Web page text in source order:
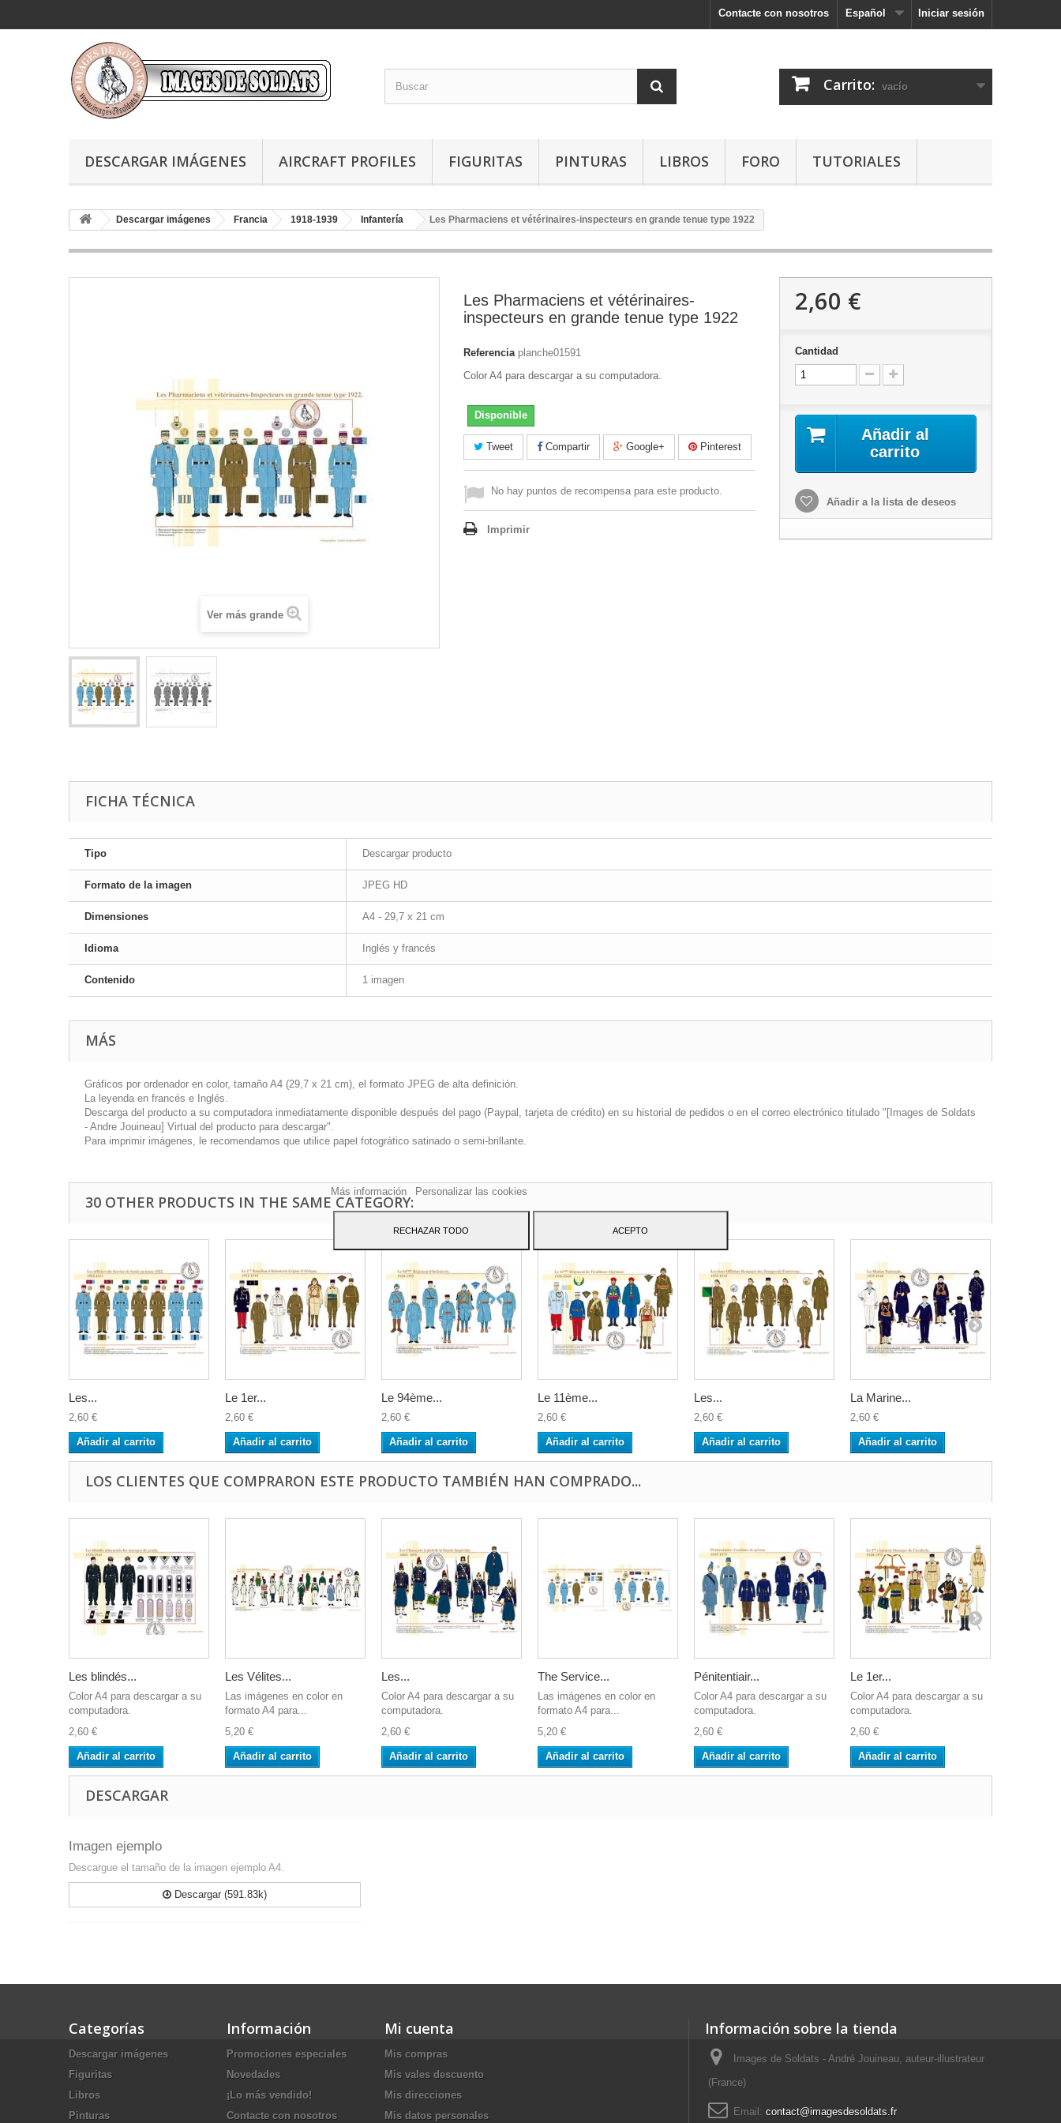
Iniciar sesión
Español
Contacte con nosotros
Carrito: vacío
DESCARGAR IMÁGENES AIRCRAFT PROFILES FIGURITAS PINTURAS LIBROS FORO TUTORIALES
Descargar imágenes Francia 1918-1939 Infantería Les Pharmaciens et vétérinaires-inspecteurs en grande tenue type 1922
Ver más grande
Les Pharmaciens et vétérinaires-
inspecteurs en grande tenue type 1922
Referencia planche01591
Color A4 para descargar a su computadora.
Disponible
Tweet Compartir Google+ Pinterest
No hay puntos de recompensa para este producto.
Imprimir
2,60 €
Cantidad
Añadir al
carrito
Añadir a la lista de deseos
FICHA TÉCNICA
Tipo Descargar producto
Formato de la imagen JPEG HD
Dimensiones A4 - 29,7 x 21 cm
Idioma Inglés y francés
Contenido 1 imagen
MÁS
Gráficos por ordenador en color, tamaño A4 (29,7 x 21 cm), el formato JPEG de alta definición.
La leyenda en francés e Inglés.
Descarga del producto a su computadora inmediatamente disponible después del pago (Paypal, tarjeta de crédito) en su historial de pedidos o en el correo electrónico titulado "[Images de Soldats
- Andre Jouineau] Virtual del producto para descargar".
Para imprimir imágenes, le recomendamos que utilice papel fotográfico satinado o semi-brillante.
30 OTHER PRODUCTS IN THE SAME CATEGORY:
Les...
2,60 €
Añadir al carrito
Le 1er...
2,60 €
Añadir al carrito
Le 94ème...
2,60 €
Añadir al carrito
Le 11ème...
2,60 €
Añadir al carrito
Les...
2,60 €
Añadir al carrito
La Marine...
2,60 €
Añadir al carrito
LOS CLIENTES QUE COMPRARON ESTE PRODUCTO TAMBIÉN HAN COMPRADO...
Les blindés...
Color A4 para descargar a su
computadora.
2,60 €
Añadir al carrito
Les Vélites...
Las imágenes en color en
formato A4 para...
5,20 €
Añadir al carrito
Les...
Color A4 para descargar a su
computadora.
2,60 €
Añadir al carrito
The Service...
Las imágenes en color en
formato A4 para...
5,20 €
Añadir al carrito
Pénitentiair...
Color A4 para descargar a su
computadora.
2,60 €
Añadir al carrito
Le 1er...
Color A4 para descargar a su
computadora.
2,60 €
Añadir al carrito
DESCARGAR
Imagen ejemplo
Descargue el tamaño de la imagen ejemplo A4.
Descargar (591.83k)
Categorías
Descargar imágenes
Figuritas
Libros
Pinturas
Información
Promociones especiales
Novedades
¡Lo más vendido!
Contacte con nosotros
Mi cuenta
Mis compras
Mis vales descuento
Mis direcciones
Mis datos personales
Información sobre la tienda
Images de Soldats - André Jouineau, auteur-illustrateur
(France)
Email: contact@imagesdesoldats.fr
Este sitio web utiliza cookies propias y de terceros para mejorar nuestros servicios y
mostrarle publicidad relacionada con sus preferencias mediante el análisis de sus
Más información
Personalizar las cookies
RECHAZAR TODO ACEPTO